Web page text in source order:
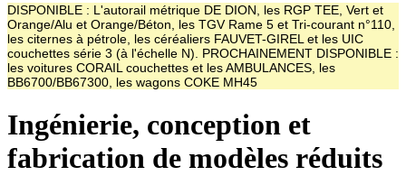
DISPONIBLE : L'autorail métrique DE DION, les RGP TEE, Vert et
Orange/Alu et Orange/Béton, les TGV Rame 5 et Tri-courant n°110,
les citernes à pétrole, les céréaliers FAUVET-GIREL et les UIC
couchettes série 3 (à l'échelle N). PROCHAINEMENT DISPONIBLE :
les voitures CORAIL couchettes et les AMBULANCES, les
BB6700/BB67300, les wagons COKE MH45
Ingénierie, conception et
fabrication de modèles réduits